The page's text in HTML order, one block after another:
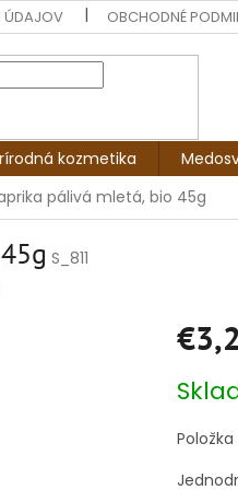
ÚDAJOV OBCHODNÉ
kozmetika
pálivá mletá, bio 45g
S_811
cena: